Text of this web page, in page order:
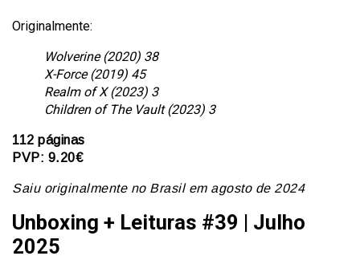
Originalmente:
Wolverine (2020) 38
X-Force (2019) 45
Realm of X (2023) 3
Children of The Vault (2023) 3
112 páginas
PVP: 9.20€
Saiu originalmente no Brasil em agosto de 2024
Unboxing + Leituras #39 | Julho
2025